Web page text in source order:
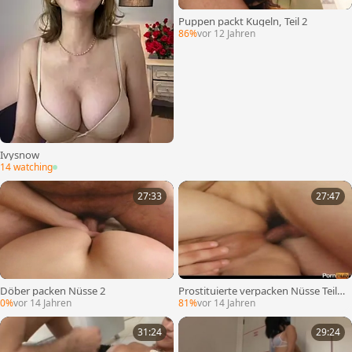
Ivysnow
14 watching
Puppen packt Kugeln, Teil 2
86%vor 12 Jahren
27:33
Döber packen Nüsse 2
0%vor 14 Jahren
27:47
Prostituierte verpacken Nüsse Teil 2
3 Szene
81%vor 14 Jahren
31:24 29:24